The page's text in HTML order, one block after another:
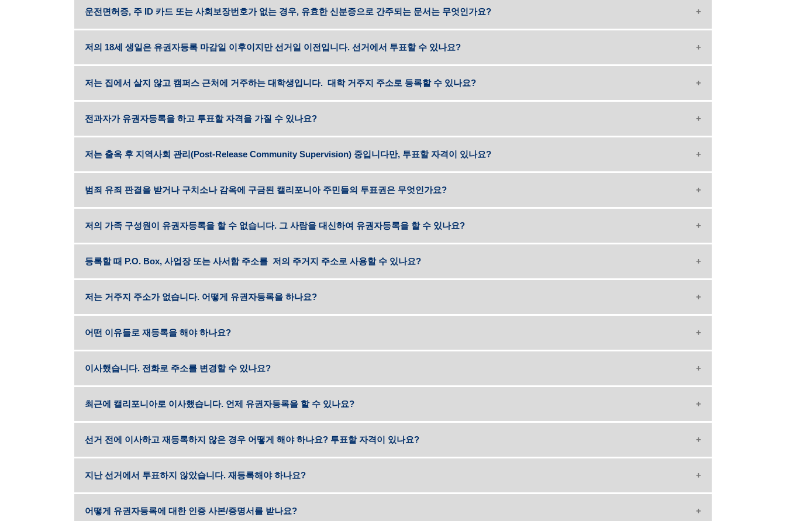
운전면허증, 주 ID 카드 또는 사회보장번호가 없는 경우, 유효한 신분증으로 간주되는 문서는 무엇인가요?
저의 18세 생일은 유권자등록 마감일 이후이지만 선거일 이전입니다. 선거에서 투표할 수 있나요?
저는 집에서 살지 않고 캠퍼스 근처에 거주하는 대학생입니다. 대학 거주지 주소로 등록할 수 있나요?
전과자가 유권자등록을 하고 투표할 자격을 가질 수 있나요?
저는 출옥 후 지역사회 관리(Post-Release Community Supervision) 중입니다만, 투표할 자격이 있나요?
범죄 유죄 판결을 받거나 구치소나 감옥에 구금된 캘리포니아 주민들의 투표권은 무엇인가요?
저의 가족 구성원이 유권자등록을 할 수 없습니다. 그 사람을 대신하여 유권자등록을 할 수 있나요?
등록할 때 P.O. Box, 사업장 또는 사서함 주소를 저의 주거지 주소로 사용할 수 있나요?
저는 거주지 주소가 없습니다. 어떻게 유권자등록을 하나요?
어떤 이유들로 재등록을 해야 하나요?
이사했습니다. 전화로 주소를 변경할 수 있나요?
최근에 캘리포니아로 이사했습니다. 언제 유권자등록을 할 수 있나요?
선거 전에 이사하고 재등록하지 않은 경우 어떻게 해야 하나요? 투표할 자격이 있나요?
지난 선거에서 투표하지 않았습니다. 재등록해야 하나요?
어떻게 유권자등록에 대한 인증 사본/증명서를 받나요?